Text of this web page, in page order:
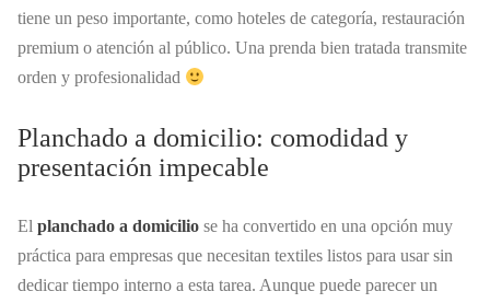
tiene un peso importante, como hoteles de categoría, restauración
premium o atención al público. Una prenda bien tratada transmite
orden y profesionalidad
Planchado a domicilio: comodidad y
presentación impecable
El planchado a domicilio se ha convertido en una opción muy
práctica para empresas que necesitan textiles listos para usar sin
dedicar tiempo interno a esta tarea. Aunque puede parecer un